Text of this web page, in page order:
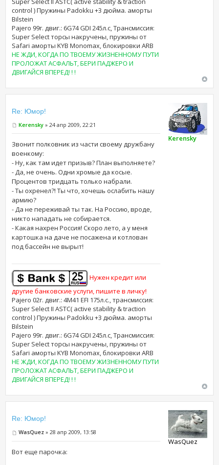
control ) Пружины Padokku +3 дюйма. аморты
Bilstein
Pajero 99г. двиг.: 6G74 GDI 245л.с, Трансмиссия:
Super Select торсы накручены, пружины от
Safari аморты KYB Monomax, блокировки ARB
НЕ ЖДИ, КОГДА ПО ТВОЕМУ ЖИЗНЕННОМУ ПУТИ
ПРОЛОЖАТ АСФАЛЬТ, БЕРИ ПАДЖЕРО И
ДВИГАЙСЯ ВПЕРЕД! ! !
Re: Юмор!
Kerensky » 24 апр 2009, 22:21
Звонит полковник из части своему дружбану
военкому:
- Ну, как там идет призыв? План выполняете?
- Да, не очень. Одни хромые да косые.
Процентов тридцать только набрали.
- Ты охренел?! Ты что, хочешь ослабить нашу
армию?
- Да не переживай ты так. На Россию, вроде,
никто нападать не собирается.
- Какая нахрен Россия! Скоро лето, а у меня
картошка на даче не посажена и котлован
под бассейн не вырыт!
Нужен кредит или
другие банковские услуги, пишите в личку!
Pajero 02г. двиг.: 4M41 EFI 175л.с., трансмиссия:
Super Select II ASTC( active stability & traction
control ) Пружины Padokku +3 дюйма. аморты
Bilstein
Pajero 99г. двиг.: 6G74 GDI 245л.с, Трансмиссия:
Super Select торсы накручены, пружины от
Safari аморты KYB Monomax, блокировки ARB
НЕ ЖДИ, КОГДА ПО ТВОЕМУ ЖИЗНЕННОМУ ПУТИ
ПРОЛОЖАТ АСФАЛЬТ, БЕРИ ПАДЖЕРО И
ДВИГАЙСЯ ВПЕРЕД! ! !
Kerensky
Re: Юмор!
WasQuez » 28 апр 2009, 13:58
Вот еще парочка:
WasQuez